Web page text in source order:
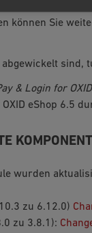
können Sie
sind,
& Login for
eShop 6.5
wurden
zu 6.12.0)
zu 3.8.1):